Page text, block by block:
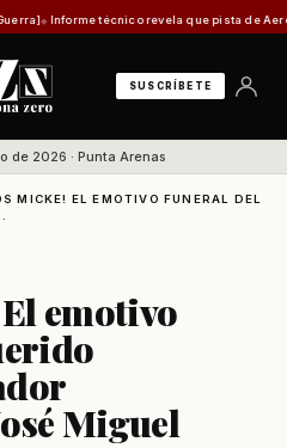
Informe técnico revela que pista de
SUSCRÍBETE
de 2026 · Punta Arenas
MICKE! EL EMOTIVO FUNERAL DEL
emotivo
Miguel